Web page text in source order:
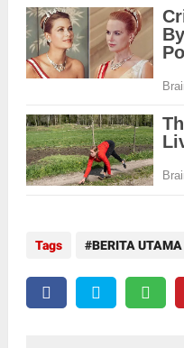
Tags BERITA UTAMA